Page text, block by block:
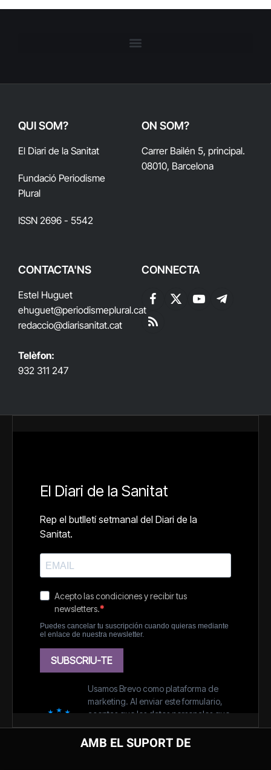
QUI SOM?
El Diari de la Sanitat
Fundació Periodisme
Plural
ISSN 2696 - 5542
ON SOM?
Carrer Bailén 5, principal.
08010, Barcelona
CONTACTA'NS
Estel Huguet
ehuguet@periodismeplural.cat
redaccio@diarisanitat.cat
Telèfon:
932 311 247
CONNECTA
Facebook
X
YouTubeTelegram
RSS
AMB EL SUPORT DE